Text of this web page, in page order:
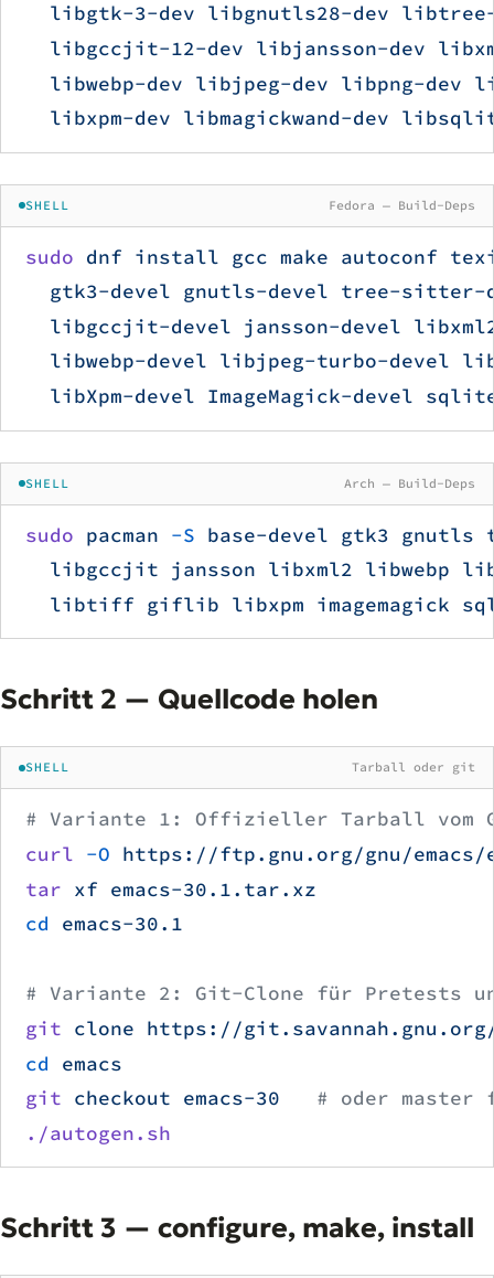
  libgtk-3-dev
libgnutls28-dev
  libgccjit-12-dev
libjansson-dev
  libwebp-dev
libjpeg-dev libpng-dev
  libxpm-dev
libmagickwand-dev
SHELL Fedora — Build-Deps
sudo dnf install gcc make autoconf
  gtk3-devel
gnutls-devel tree-sitter-
  libgccjit-devel
jansson-devel
  libwebp-devel
libjpeg-turbo-devel
  libXpm-devel
ImageMagick-devel
SHELL Arch — Build-Deps
sudo pacman -S base-devel gtk3 gnutls
  libgccjit
jansson libxml2 libwebp
  libtiff
giflib libxpm imagemagick
Schritt 2 — Quellcode holen
SHELL Tarball oder git
# Variante 1: Offizieller Tarball vom
curl -O https://ftp.gnu.org/gnu/emacs/
tar xf emacs-30.1.tar.xz
cd emacs-30.1
# Variante 2: Git-Clone für Pretests
git clone https://
cd emacs
git checkout emacs-30
# oder master
./autogen.sh
Schritt 3 — configure, make, install